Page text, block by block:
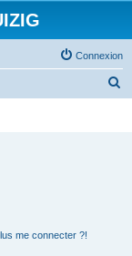
Connexion
me connecter ?!